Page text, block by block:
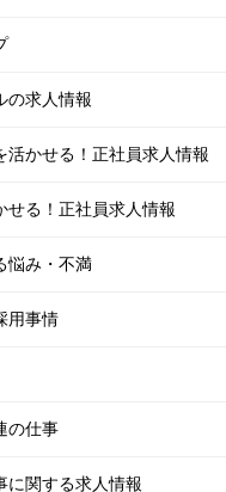
の求人情報
活かせる！正社員求人情報
せる！正社員求人情報
悩み・不満
用事情
の仕事
に関する求人情報